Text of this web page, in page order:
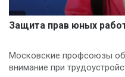
Защита прав юных
Московские профсоюзы
внимание при